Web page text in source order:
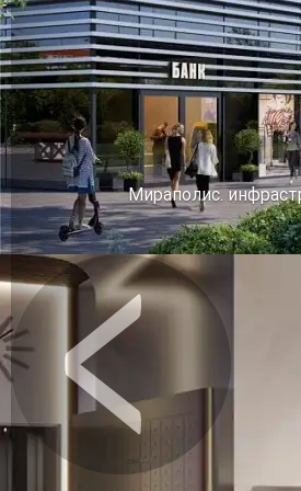
Мираполис.